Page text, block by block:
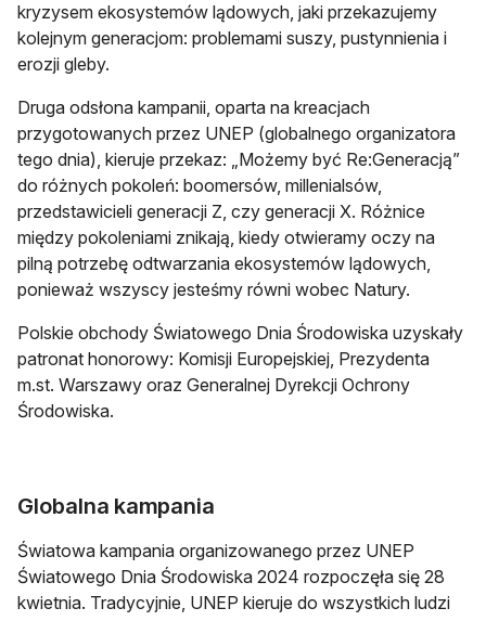
kryzysem ekosystemów lądowych, jaki przekazujemy
kolejnym generacjom: problemami suszy, pustynnienia i
erozji gleby.
Druga odsłona kampanii, oparta na kreacjach
przygotowanych przez UNEP (globalnego organizatora
tego dnia), kieruje przekaz: „Możemy być Re:Generacją”
do różnych pokoleń: boomersów, millenialsów,
przedstawicieli generacji Z, czy generacji X. Różnice
między pokoleniami znikają, kiedy otwieramy oczy na
pilną potrzebę odtwarzania ekosystemów lądowych,
ponieważ wszyscy jesteśmy równi wobec Natury.
Polskie obchody Światowego Dnia Środowiska uzyskały
patronat honorowy: Komisji Europejskiej, Prezydenta
m.st. Warszawy oraz Generalnej Dyrekcji Ochrony
Środowiska.
Globalna kampania
Światowa kampania organizowanego przez UNEP
Światowego Dnia Środowiska 2024 rozpoczęła się 28
kwietnia. Tradycyjnie, UNEP kieruje do wszystkich ludzi